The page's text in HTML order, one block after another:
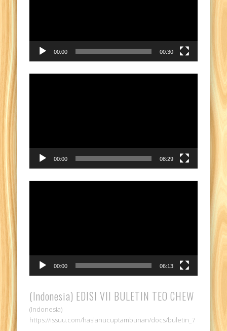
00:00 00:30
00:00 08:29
00:00 06:13
(Indonesia) EDISI VII BULETIN TEO CHEW
(Indonesia)
https://issuu.com/haslanucuptambunan/docs/buletin_7